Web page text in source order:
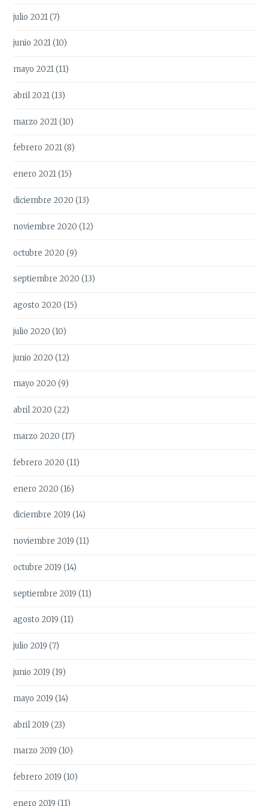
julio 2021(7)
junio 2021(10)
mayo 2021(11)
abril 2021(13)
marzo 2021(10)
febrero 2021(8)
enero 2021(15)
diciembre 2020 (13)
noviembre 2020 (12)
octubre 2020 (9)
septiembre 2020 (13)
agosto 2020 (15)
julio 2020 (10)
junio 2020 (12)
mayo 2020 (9)
abril 2020 (22)
marzo 2020 (17)
febrero 2020 (11)
enero 2020 (16)
diciembre 2019 (14)
noviembre 2019 (11)
octubre 2019 (14)
septiembre 2019 (11)
agosto 2019 (11)
julio 2019 (7)
junio 2019 (19)
mayo 2019 (14)
abril 2019 (23)
marzo 2019 (10)
febrero 2019 (10)
enero 2019 (11)